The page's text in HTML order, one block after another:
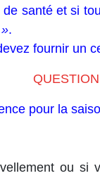
santé et si
.
fournir un
pour la
ou si